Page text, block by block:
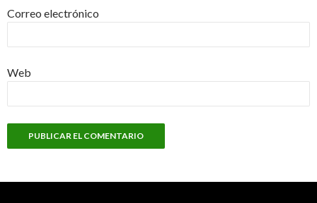
Correo electrónico
Web